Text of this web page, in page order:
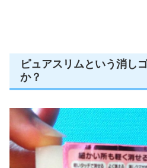
ピュアスリムという消し
か？